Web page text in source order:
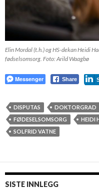
Elin Mordal (t.h.) og HS-dekan Heidi
fødselsomsorg. Foto: Arild Waagbø
Messenger Share
DISPUTAS DOKTORGRAD
FØDESELSOMSORG
HEIDI
SOLFRID VATNE
SISTE INNLEGG